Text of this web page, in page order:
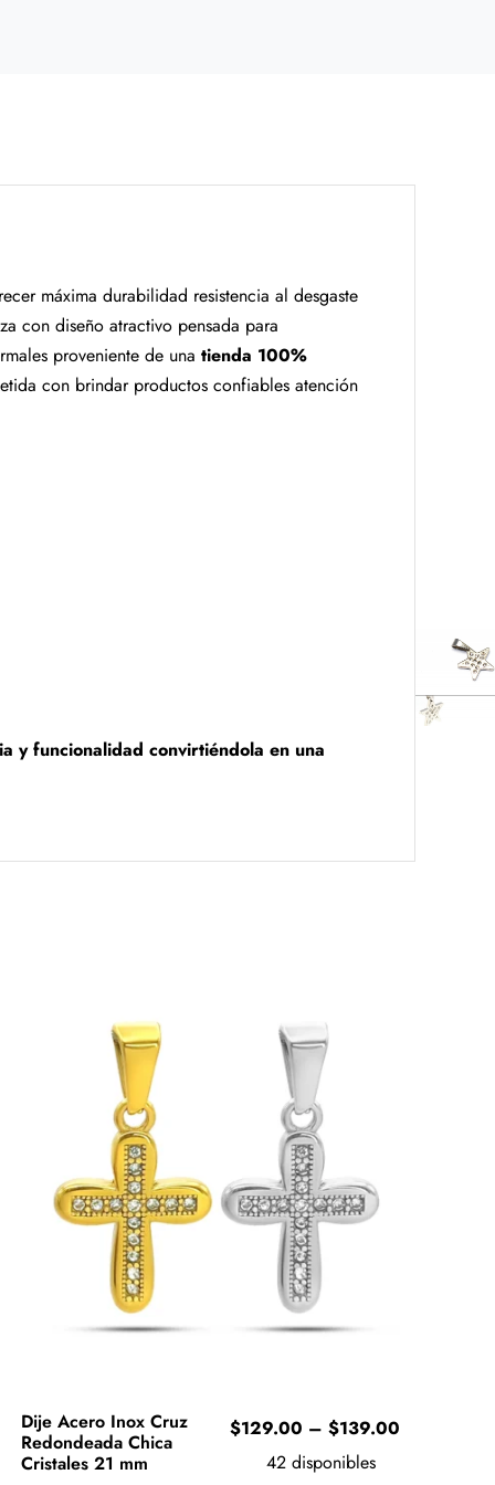
máxima durabilidad resistencia al desgaste
con diseño atractivo pensada para
proveniente de una tienda 100%
con brindar productos confiables atención
y funcionalidad convirtiéndola en una
Dije Acero Inox Cruz
Redondeada Chica
Cristales 21 mm
$129.00 – $139.00
42 disponibles